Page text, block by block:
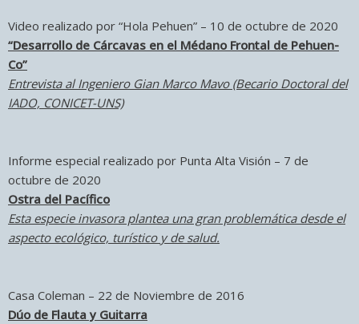
Video realizado por “Hola Pehuen” – 10 de octubre de 2020
“Desarrollo de Cárcavas en el Médano Frontal de Pehuen-
Co”
Entrevista al Ingeniero Gian Marco Mavo (Becario Doctoral del
IADO, CONICET-UNS)
Informe especial realizado por Punta Alta Visión – 7 de
octubre de 2020
Ostra del Pacífico
Esta especie invasora plantea una gran problemática desde el
aspecto ecológico, turístico y de salud.
Casa Coleman – 22 de Noviembre de 2016
Dúo de Flauta y Guitarra